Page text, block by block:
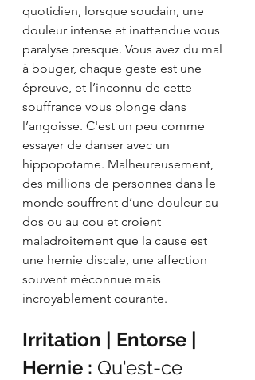
quotidien, lorsque soudain, une
douleur intense et inattendue vous
paralyse presque. Vous avez du mal
à bouger, chaque geste est une
épreuve, et l’inconnu de cette
souffrance vous plonge dans
l’angoisse. C'est un peu comme
essayer de danser avec un
hippopotame. Malheureusement,
des millions de personnes dans le
monde souffrent d’une douleur au
dos ou au cou et croient
maladroitement que la cause est
une hernie discale, une affection
souvent méconnue mais
incroyablement courante.
Irritation | Entorse |
Hernie : Qu'est-ce